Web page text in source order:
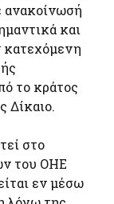
ανακοίνωσή
και
κατεχόμενη
το κράτος
Δίκαιο.
στο
του ΟΗΕ
εν μέσω